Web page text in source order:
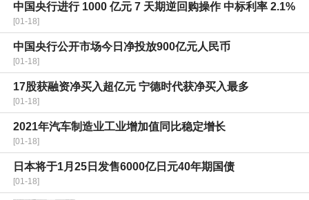
中国央行进行 1000 亿元 7 天期逆回购操作 中标利率 2.1%
[01-18]
中国央行公开市场今日净投放900亿元人民币
[01-18]
17股获融资净买入超亿元 宁德时代获净买入最多
[01-18]
2021年汽车制造业工业增加值同比稳定增长
[01-18]
日本将于1月25日发售6000亿日元40年期国债
[01-18]